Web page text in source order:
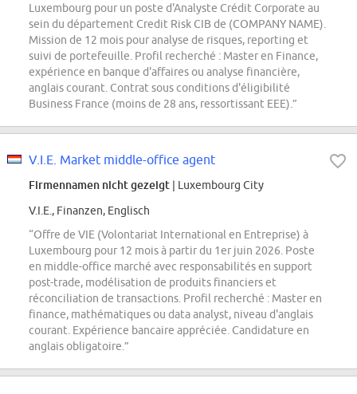
Luxembourg pour un poste d'Analyste Crédit Corporate au
sein du département Credit Risk CIB de (COMPANY NAME).
Mission de 12 mois pour analyse de risques, reporting et
suivi de portefeuille. Profil recherché : Master en Finance,
expérience en banque d'affaires ou analyse financière,
anglais courant. Contrat sous conditions d'éligibilité
Business France (moins de 28 ans, ressortissant EEE).”
V.I.E. Market middle-office agent
Firmennamen nicht gezeigt | Luxembourg City
V.I.E., Finanzen, Englisch
“Offre de VIE (Volontariat International en Entreprise) à
Luxembourg pour 12 mois à partir du 1er juin 2026. Poste
en middle-office marché avec responsabilités en support
post-trade, modélisation de produits financiers et
réconciliation de transactions. Profil recherché : Master en
finance, mathématiques ou data analyst, niveau d'anglais
courant. Expérience bancaire appréciée. Candidature en
anglais obligatoire.”